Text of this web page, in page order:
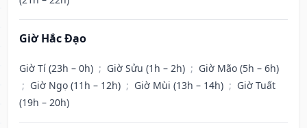
Giờ Hắc Đạo
Giờ Tí (23h – 0h) ; Giờ Sửu (1h – 2h) ; Giờ Mão (5h – 6h)
; Giờ Ngọ (11h – 12h) ; Giờ Mùi (13h – 14h) ; Giờ Tuất
(19h – 20h)